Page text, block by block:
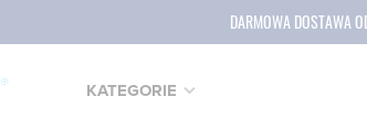
DARMOWA DOSTAWA
KATEGORIE